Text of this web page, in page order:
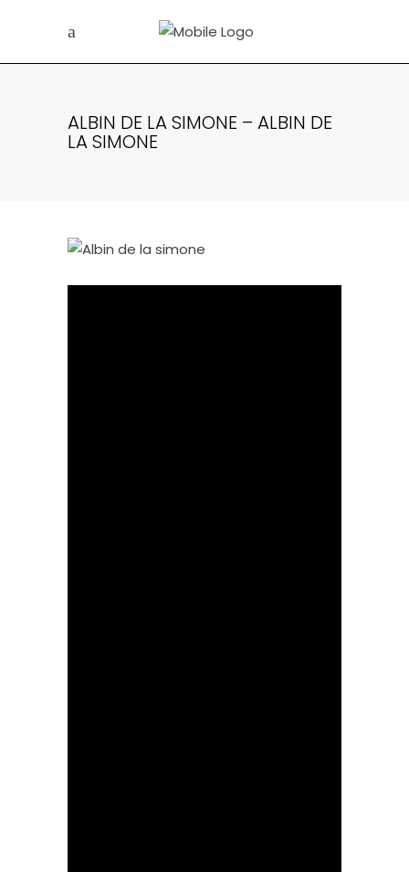
ALBIN DE LA SIMONE – ALBIN DE
LA SIMONE